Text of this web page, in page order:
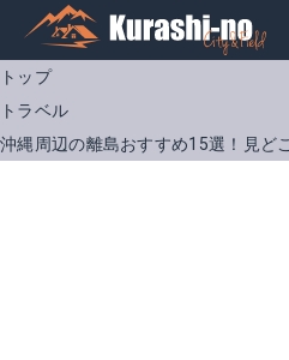
トップ
トラベル
沖縄周辺の離島おすすめ15選！見ど